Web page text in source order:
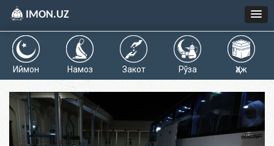
IMON.UZ
Иймон Намоз Закот Рўза Ҳаж